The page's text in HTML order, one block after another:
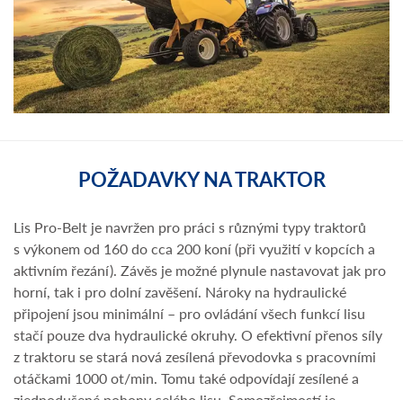
POŽADAVKY NA TRAKTOR
Lis Pro-Belt je navržen pro práci s různými typy traktorů
s výkonem od 160 do cca 200 koní (při využití v kopcích a
aktivním řezání). Závěs je možné plynule nastavovat jak pro
horní, tak i pro dolní zavěšení. Nároky na hydraulické
připojení jsou minimální – pro ovládání všech funkcí lisu
stačí pouze dva hydraulické okruhy. O efektivní přenos síly
z traktoru se stará nová zesílená převodovka s pracovními
otáčkami 1000 ot/min. Tomu také odpovídají zesílené a